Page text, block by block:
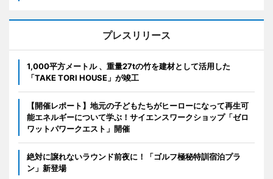
プレスリリース
1,000平方メートル 、重量27tの竹を建材として活用した
「TAKE TORI HOUSE」が竣工
【開催レポート】地元の子どもたちがヒーローになって再生可
能エネルギーについて学ぶ！サイエンスワークショップ「ゼロ
ワットパワークエスト」開催
絶対に譲れないラウンド前夜に！「ゴルフ極秘特訓宿泊プラ
ン」新登場